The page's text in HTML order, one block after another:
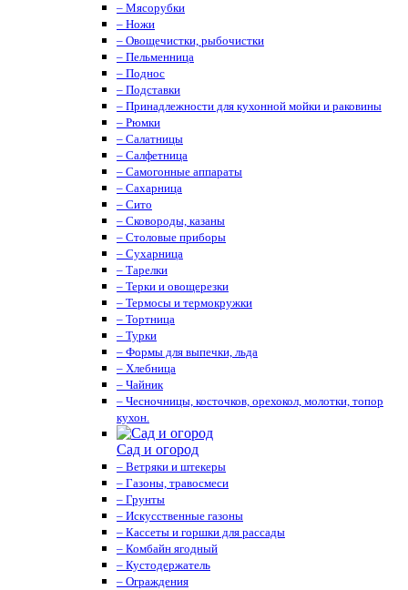
– Мясорубки
– Ножи
– Овощечистки, рыбочистки
– Пельменница
– Поднос
– Подставки
– Принадлежности для кухонной мойки и раковины
– Рюмки
– Салатницы
– Салфетница
– Самогонные аппараты
– Сахарница
– Сито
– Сковороды, казаны
– Столовые приборы
– Сухарница
– Тарелки
– Терки и овощерезки
– Термосы и термокружки
– Тортница
– Турки
– Формы для выпечки, льда
– Хлебница
– Чайник
– Чесночницы, косточков, орехокол, молотки, топор
кухон.
Сад и огород
– Ветряки и штекеры
– Газоны, травосмеси
– Грунты
– Искусственные газоны
– Кассеты и горшки для рассады
– Комбайн ягодный
– Кустодержатель
– Ограждения